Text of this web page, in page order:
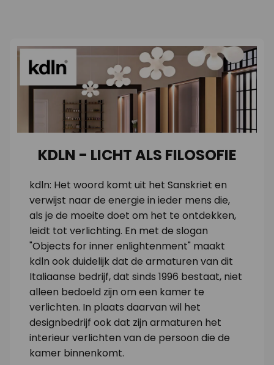
KDLN - LICHT ALS FILOSOFIE
kdln: Het woord komt uit het Sanskriet en
verwijst naar de energie in ieder mens die,
als je de moeite doet om het te ontdekken,
leidt tot verlichting. En met de slogan
"Objects for inner enlightenment" maakt
kdln ook duidelijk dat de armaturen van dit
Italiaanse bedrijf, dat sinds 1996 bestaat, niet
alleen bedoeld zijn om een kamer te
verlichten. In plaats daarvan wil het
designbedrijf ook dat zijn armaturen het
interieur verlichten van de persoon die de
kamer binnenkomt.